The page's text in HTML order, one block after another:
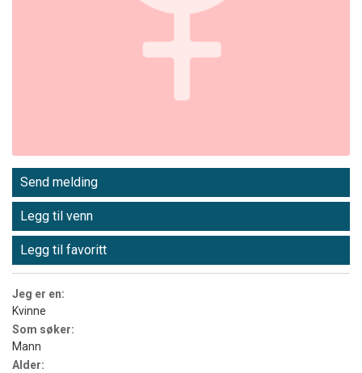
Send melding
Legg til venn
Legg til favoritt
Jeg er en:
Kvinne
Som søker:
Mann
Alder: